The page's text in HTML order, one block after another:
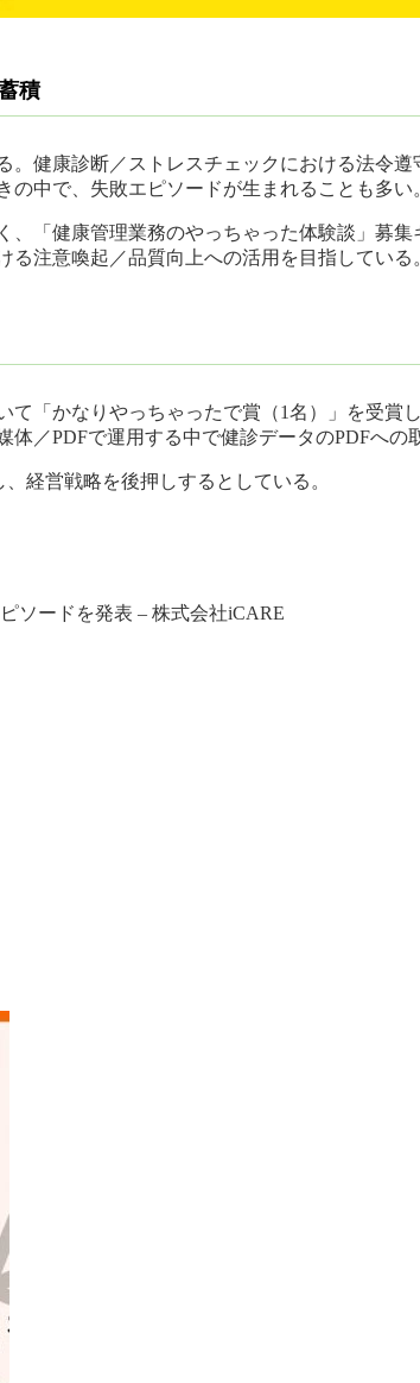
積
健康診断／ストレスチェックにおける法令
中で、失敗エピソードが生まれることも多い
「健康管理業務のやっちゃった体験談」募
注意喚起／品質向上への活用を目指している
て「かなりやっちゃったで賞（1名）」を受
／PDFで運用する中で健診データのPDFへ
経営戦略を後押しするとしている。
ソードを発表 – 株式会社iCARE